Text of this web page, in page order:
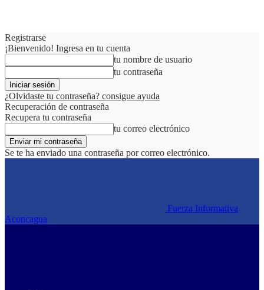
Registrarse
¡Bienvenido! Ingresa en tu cuenta
tu nombre de usuario
tu contraseña
¿Olvidaste tu contraseña? consigue ayuda
Recuperación de contraseña
Recupera tu contraseña
tu correo electrónico
Se te ha enviado una contraseña por correo electrónico.
Fuerza Informativa
Aconcagua